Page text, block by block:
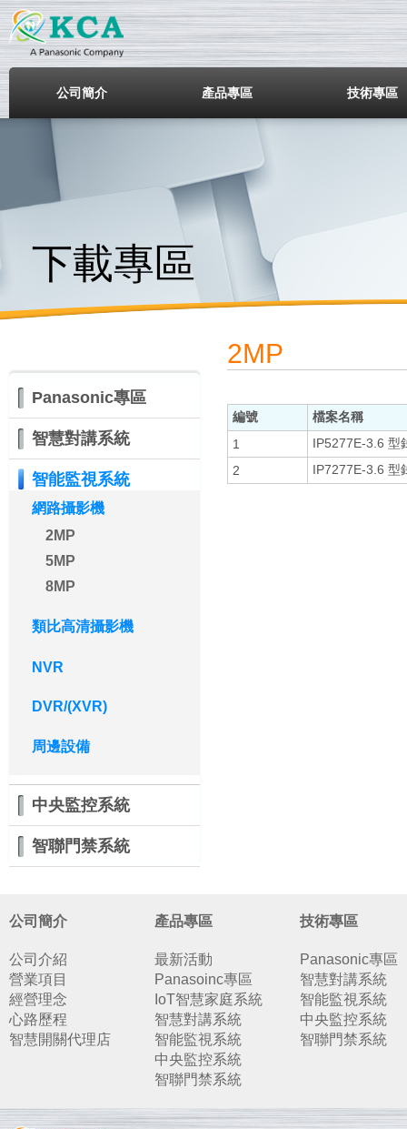
鎧鋒企業股份有限公司
公司簡介 產品專區 技術專區
下載專區
Panasonic專區
智慧對講系統
智能監視系統
網路攝影機
2MP
5MP
8MP
類比高清攝影機
NVR
DVR/(XVR)
周邊設備
中央監控系統
智聯門禁系統
2MP
編號
檔案名稱
1
IP5277E-3.6 型
2
IP7277E-3.6 型
公司簡介
公司介紹
營業項目
經營理念
心路歷程
智慧開關代理店
產品專區
最新活動
Panasoinc專區
IoT智慧家庭系統
智慧對講系統
智能監視系統
中央監控系統
智聯門禁系統
技術專區
Panasonic專區
智慧對講系統
智能監視系統
中央監控系統
智聯門禁系統